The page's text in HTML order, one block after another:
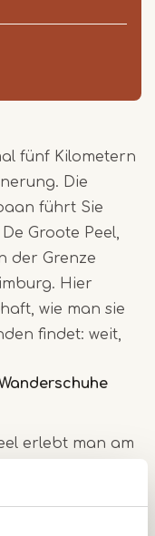
fünf Kilometern
Die
führt Sie
Groote Peel,
der Grenze
Hier
wie man sie
findet: weit,
erlebt man am
Gebiet nass und
Holzstege